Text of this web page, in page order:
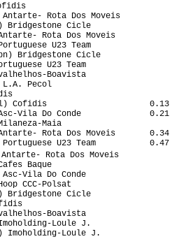
(Spa) Cofidis
Antarte- Rota Dos Moveis
(Jpn) Bridgestone Cicle
Antarte- Rota Dos Moveis
Portuguese U23 Team
(Jpn) Bridgestone Cicle
Portuguese U23 Team
Carvalhelhos-Boavista
(Por) L.A. Pecol
(Spa) Cofidis
Cofidis                     0.13
Vila Do Conde              0.21
(Spa) Milaneza-Maia
Rota Dos Moveis       0.34
U23 Team           0.47
Antarte- Rota Dos Moveis
(Spa) Cafes Baque
(Por) Asc-Vila Do Conde
(Pol) Hoop CCC-Polsat
(Jpn) Bridgestone Cicle
(Fra) Cofidis
Carvalhelhos-Boavista
Imoholding-Loule J.
(Spa) Imoholding-Loule J.